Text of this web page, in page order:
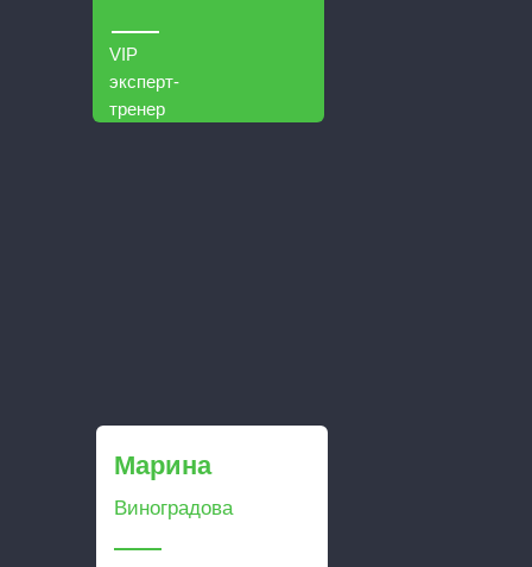
VIP
эксперт-
тренер
Виноградова
Марина